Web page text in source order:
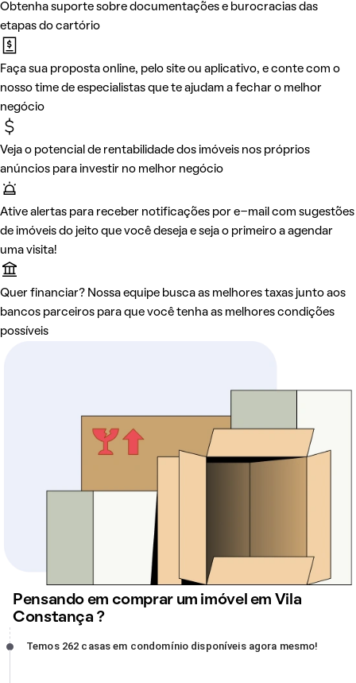
Obtenha suporte sobre documentações e burocracias das
etapas do cartório
Faça sua proposta online, pelo site ou aplicativo, e conte com o
nosso time de especialistas que te ajudam a fechar o melhor
negócio
Veja o potencial de rentabilidade dos imóveis nos próprios
anúncios para investir no melhor negócio
Ative alertas para receber notificações por e-mail com sugestões
de imóveis do jeito que você deseja e seja o primeiro a agendar
uma visita!
Quer financiar? Nossa equipe busca as melhores taxas junto aos
bancos parceiros para que você tenha as melhores condições
possíveis
Pensando em comprar um imóvel em Vila
Constança ?
Temos 262 casas em condomínio disponíveis agora mesmo!,
Temos 262 casas em condomínio disponíveis agora mesmo!